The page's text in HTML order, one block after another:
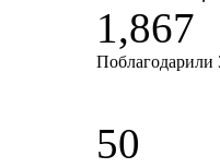
1,867
Поблагодарили
50